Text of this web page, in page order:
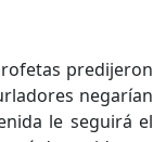
predijeron
negarían
le seguirá el